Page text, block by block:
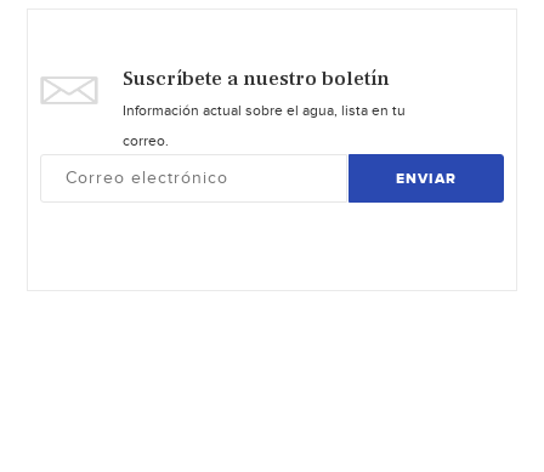
Suscríbete a nuestro boletín
Información actual sobre el agua, lista en tu
correo.
ENVIAR